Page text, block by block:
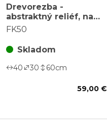
Drevorezba -
abstraktný reliéf, na
podstavci
FK50
Skladom
40 30 60cm
59,00 €